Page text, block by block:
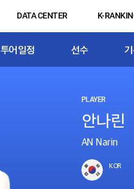
DATA CENTER K-
투어일정 선수
PLAYER
AN Narin
KOR